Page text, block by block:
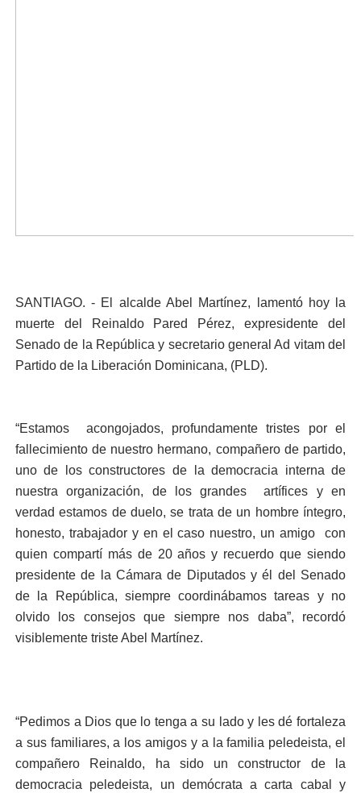
SANTIAGO. - El alcalde Abel Martínez, lamentó hoy la
muerte del Reinaldo Pared Pérez, expresidente del
Senado de la República y secretario general Ad vitam del
Partido de la Liberación Dominicana, (PLD).
“Estamos acongojados, profundamente tristes por el
fallecimiento de nuestro hermano, compañero de partido,
uno de los constructores de la democracia interna de
nuestra organización, de los grandes artífices y en
verdad estamos de duelo, se trata de un hombre íntegro,
honesto, trabajador y en el caso nuestro, un amigo con
quien compartí más de 20 años y recuerdo que siendo
presidente de la Cámara de Diputados y él del Senado
de la República, siempre coordinábamos tareas y no
olvido los consejos que siempre nos daba”, recordó
visiblemente triste Abel Martínez.
“Pedimos a Dios que lo tenga a su lado y les dé fortaleza
a sus familiares, a los amigos y a la familia peledeista, el
compañero Reinaldo, ha sido un constructor de la
democracia peledeista, un demócrata a carta cabal y